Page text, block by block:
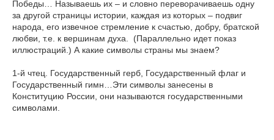
Победы… Называешь их – и словно переворачиваешь одну
за другой страницы истории, каждая из которых – подвиг
народа, его извечное стремление к счастью, добру, братской
любви, т.е. к вершинам духа. (Параллельно идет показ
иллюстраций.) А какие символы страны мы знаем?
1-й чтец. Государственный герб, Государственный флаг и
Государственный гимн…Эти символы занесены в
Конституцию России, они называются государственными
символами.